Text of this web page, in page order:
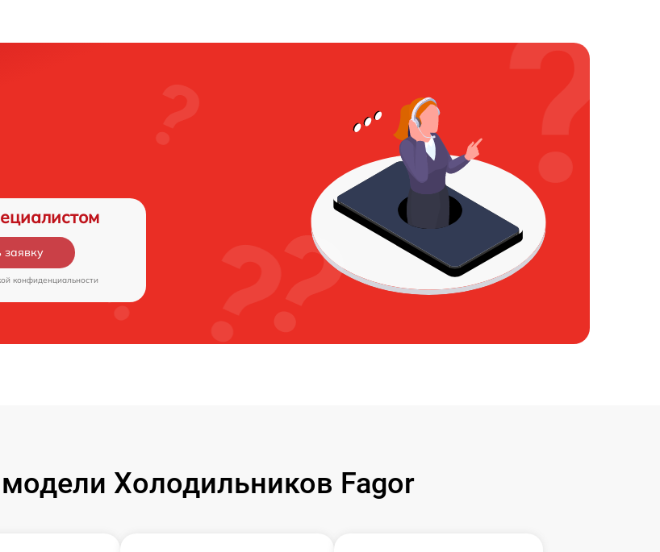
заявку
конфиденциальности
Холодильников Fagor